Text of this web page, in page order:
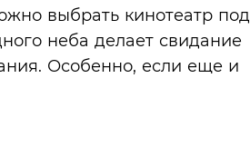
выбрать кинотеатр под
неба делает свидание
Особенно, если еще и